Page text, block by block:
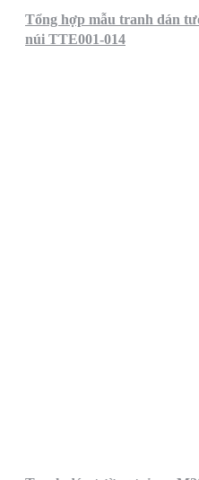
Tổng hợp mẫu tranh dán
núi TTE001-014